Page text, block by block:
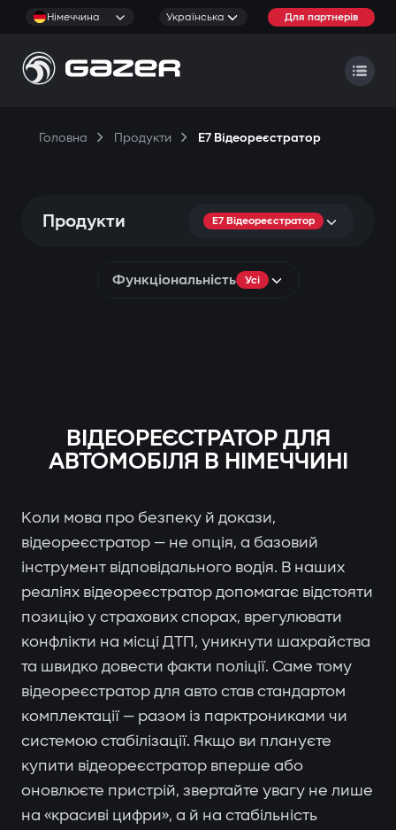
Німеччина Українська Для партнерів
Головна Продукти E7 Відеореєстратор
Продукти E7 Відеореєстратор
Функціональність Усі
ВІДЕОРЕЄСТРАТОР ДЛЯ
АВТОМОБІЛЯ В НІМЕЧЧИНІ
Коли мова про безпеку й докази,
відеореєстратор — не опція, а базовий
інструмент відповідального водія. В наших
реаліях відеореєстратор допомагає відстояти
позицію у страхових спорах, врегулювати
конфлікти на місці ДТП, уникнути шахрайства
та швидко довести факти поліції. Саме тому
відеореєстратор для авто став стандартом
комплектації — разом із парктрониками чи
системою стабілізації. Якщо ви плануєте
купити відеореєстратор вперше або
оновлюєте пристрій, звертайте увагу не лише
на «красиві цифри», а й на стабільність